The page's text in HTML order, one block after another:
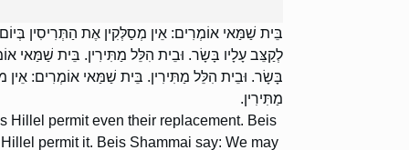
בֵּית שַׁמַּאי אוֹמְרִים: אֵין מְסַלְּקִין אֶת הַתְּרִיסִין
לְקַצֵּב עָלָיו בָּשָׂר. וּבֵית הִלֵּל מַתִּירִין. בֵּית שַׁמַּאי
בָּשָׂר. וּבֵית הִלֵּל מַתִּירִין. בֵּית שַׁמַּאי אוֹמְרִים:
מַתִּירִין.
Hillel permit even their replacement. Beis
permit it. Beis Shammai say: We may